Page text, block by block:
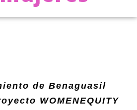
de Benaguasil
WOMENEQUITY